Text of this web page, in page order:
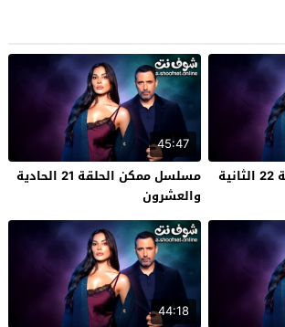
مسلسل ممكن الحلقة 22 الثانية
45:47
مسلسل ممكن الحلقة 21 الحادية
والعشرون
44:18